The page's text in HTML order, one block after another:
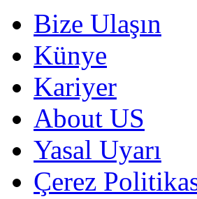
Bize Ulaşın
Künye
Kariyer
About US
Yasal Uyarı
Çerez